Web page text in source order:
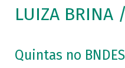
LUIZA BRINA
Quintas no